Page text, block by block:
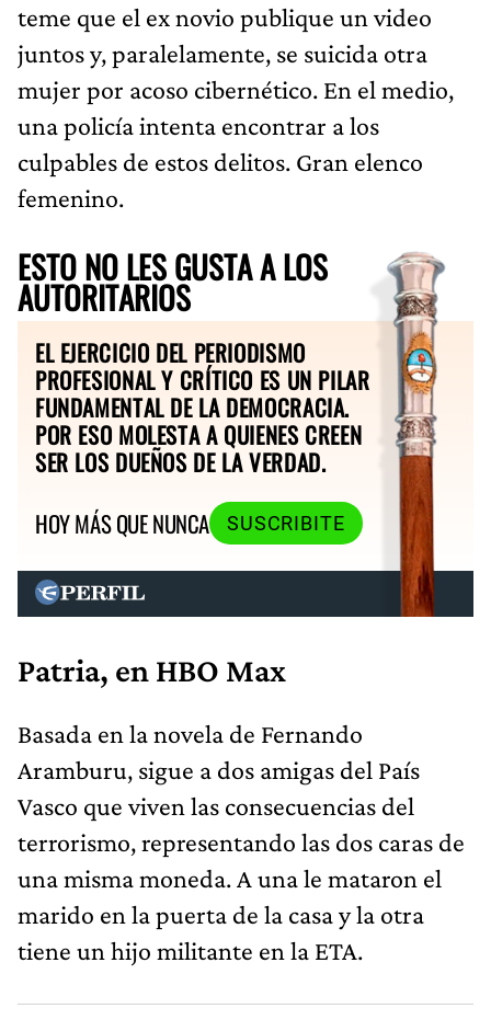
teme que el ex novio publique un video
juntos y, paralelamente, se suicida otra
mujer por acoso cibernético. En el medio,
una policía intenta encontrar a los
culpables de estos delitos. Gran elenco
femenino.
ESTO NO LES GUSTA A LOS
AUTORITARIOS
EL EJERCICIO DEL PERIODISMO
PROFESIONAL Y CRÍTICO ES UN PILAR
FUNDAMENTAL DE LA DEMOCRACIA.
POR ESO MOLESTA A QUIENES CREEN
SER LOS DUEÑOS DE LA VERDAD.
HOY MÁS QUE NUNCA
SUSCRIBITE
Patria, en HBO Max
Basada en la novela de Fernando
Aramburu, sigue a dos amigas del País
Vasco que viven las consecuencias del
terrorismo, representando las dos caras de
una misma moneda. A una le mataron el
marido en la puerta de la casa y la otra
tiene un hijo militante en la ETA.